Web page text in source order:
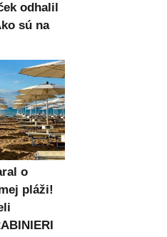
odhalil
sú na
o
pláži!